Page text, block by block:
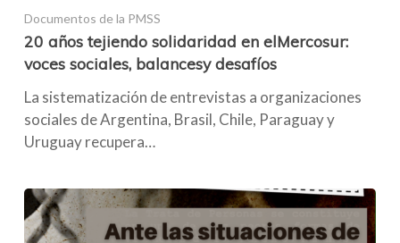
Documentos de la PMSS
20 años tejiendo solidaridad en elMercosur:
voces sociales, balancesy desafíos
La sistematización de entrevistas a organizaciones
sociales de Argentina, Brasil, Chile, Paraguay y
Uruguay recupera…